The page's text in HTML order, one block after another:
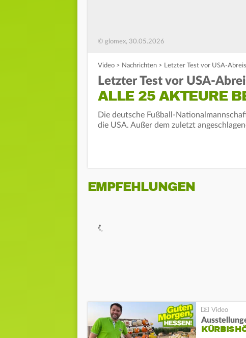
© glomex, 30.05.2026
Video > Nachrichten > Letzter Test vor USA-
Letzter Test vor USA-
ALLE 25 AKTEURE
Die deutsche Fußball-
die USA. Außer dem zuletzt
EMPFEHLUNGEN